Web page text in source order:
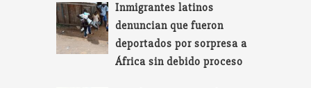
Inmigrantes latinos
denuncian que fueron
deportados por sorpresa a
África sin debido proceso